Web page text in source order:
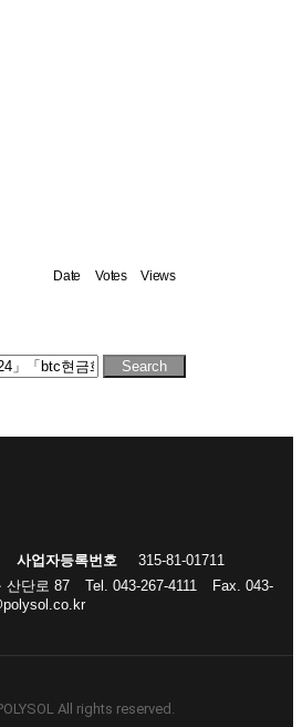
Date Votes Views
Search
사업자등록번호
315-81-01711
산단로 87
Tel. 043-267-4111
Fax. 043-
All rights reserved.